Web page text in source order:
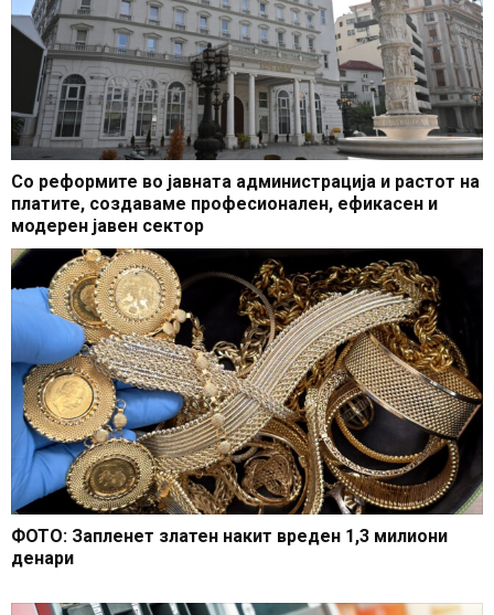
Со реформите во јавната администрација и растот на
платите, создаваме професионален, ефикасен и
модерен јавен сектор
ФОТО: Запленет златен накит вреден 1,3 милиони
денари